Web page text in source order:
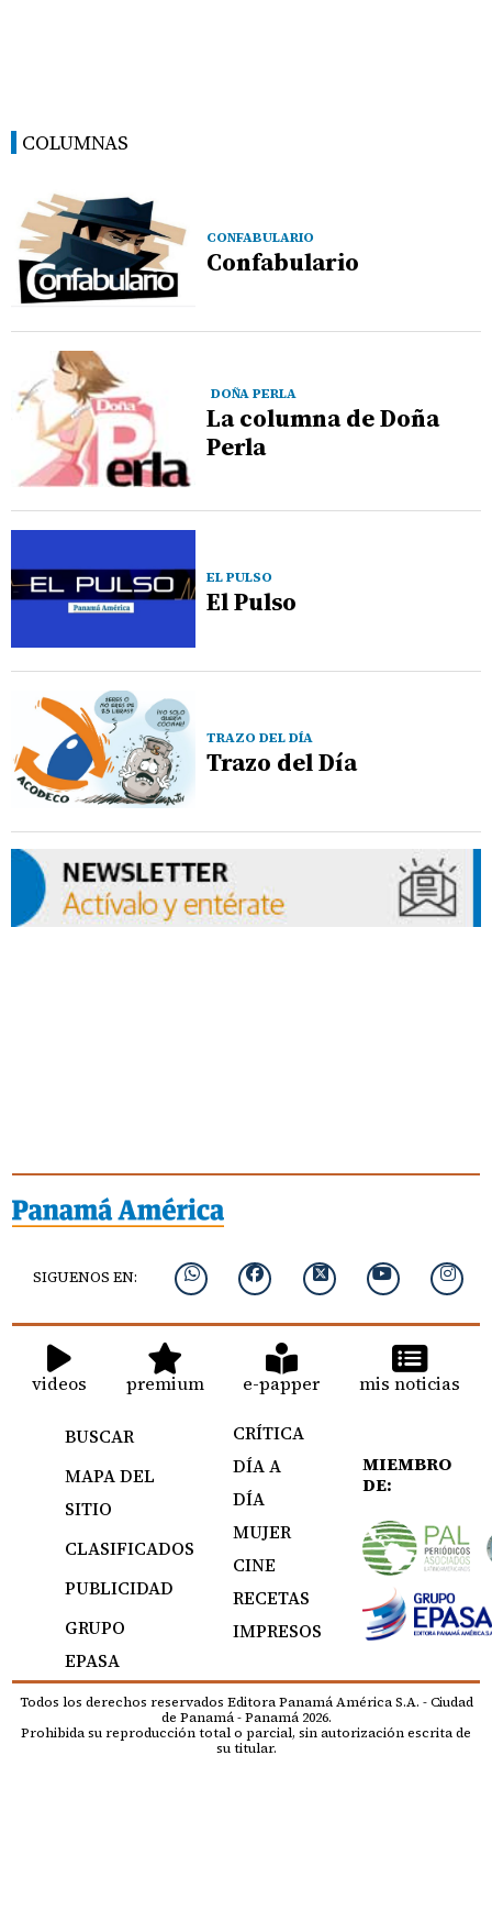
COLUMNAS
CONFABULARIO
Confabulario
DOÑA PERLA
La columna de Doña
Perla
EL PULSO
El Pulso
TRAZO DEL DÍA
Trazo del Día
SIGUENOS EN:
videos premium e-papper mis noticias
BUSCAR
MAPA DEL
SITIO
CLASIFICADOS
PUBLICIDAD
GRUPO
EPASA
CRÍTICA
DÍA A
DÍA
MUJER
CINE
RECETAS
IMPRESOS
MIEMBRO
DE:
Todos los derechos reservados Editora Panamá América S.A. - Ciudad
de Panamá - Panamá 2026.
Prohibida su reproducción total o parcial, sin autorización escrita de
su titular.